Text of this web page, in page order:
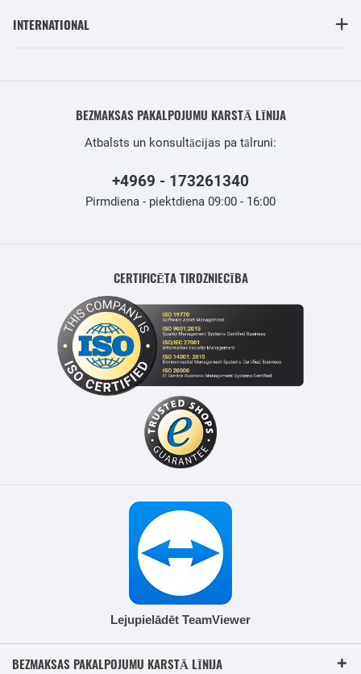
INTERNATIONAL
BEZMAKSAS PAKALPOJUMU KARSTĀ LĪNIJA
Atbalsts un konsultācijas pa tālruni:
+4969 - 173261340
Pirmdiena - piektdiena 09:00 - 16:00
CERTIFICĒTA TIRDZNIECĪBA
Lejupielādēt TeamViewer
BEZMAKSAS PAKALPOJUMU KARSTĀ LĪNIJA